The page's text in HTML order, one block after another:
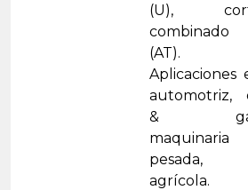
(U),
combinado
(AT).
Aplicaciones
automotriz,
&
maquinaria
pesada,
agrícola.